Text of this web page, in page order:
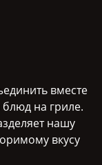
вместе
на гриле.
нашу
вкусу